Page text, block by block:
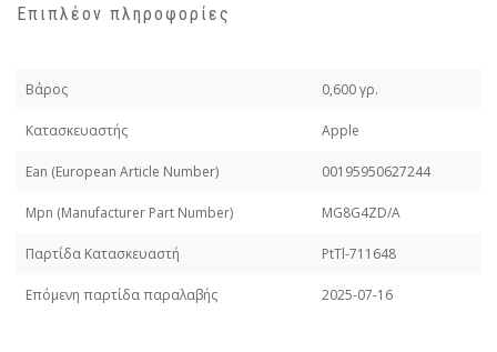
Επιπλέον πληροφορίες
Βάρος 0,600 γρ.
Κατασκευαστής Apple
Εan (European Article Number) 00195950627244
Mpn (Manufacturer Part Number) MG8G4ZD/A
Παρτίδα Κατασκευαστή PtTl-711648
Επόμενη παρτίδα παραλαβής 2025-07-16